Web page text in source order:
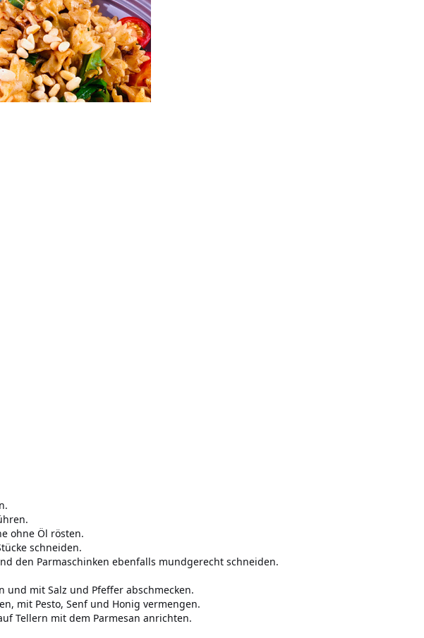
ohne Öl rösten.
schneiden.
den Parmaschinken ebenfalls mundgerecht schneiden.
und mit Salz und Pfeffer abschmecken.
mit Pesto, Senf und Honig vermengen.
Tellern mit dem Parmesan anrichten.